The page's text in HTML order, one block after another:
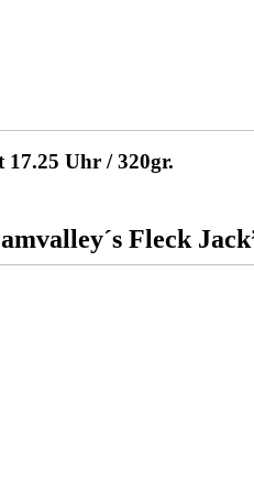
17.25 Uhr / 320gr.
Fleck